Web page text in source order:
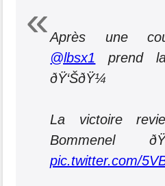
Après une
@lbsx1 prend
ðŸ‘ŠðŸ¼
La victoire
Bommenel
pic.twitter.com/